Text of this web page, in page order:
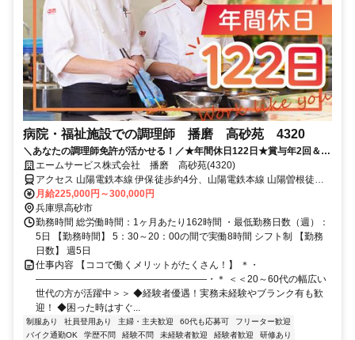
病院・福祉施設での調理師 播磨 高砂苑 4320
＼あなたの調理師免許が活かせる！／★年間休日122日★賞与年2回＆正
社員登用有★待遇充実の大手企業◎
エームサービス株式会社 播磨 高砂苑(4320)
アクセス 山陽電鉄本線 伊保徒歩約4分、山陽電鉄本線 山陽曽根徒歩
約17分、山陽電鉄本線 荒井（兵庫県）徒歩約19分 ※住所から自動設
定しているため、MAPの位置がずれている場合がございます
月給225,000円～300,000円
兵庫県高砂市
勤務時間 総労働時間：1ヶ月あたり162時間 ・最低勤務日数（週）：
5日 【勤務時間】 5：30～20：00の間で実働8時間 シフト制 【勤務
日数】 週5日
仕事内容 【ココで働くメリットがたくさん！】 ＊・
――――――――――――――――――・＊ ＜＜20～60代の幅広い
世代の方が活躍中＞＞ ◆経験者優遇！実務未経験やブランク有も歓
迎！ ◆困った時はすぐ...
制服あり 社員登用あり 主婦・主夫歓迎 60代も応募可
フリーター歓迎
バイク通勤OK
学歴不問 経験不問 未経験者歓迎 経験者歓迎
研修あり